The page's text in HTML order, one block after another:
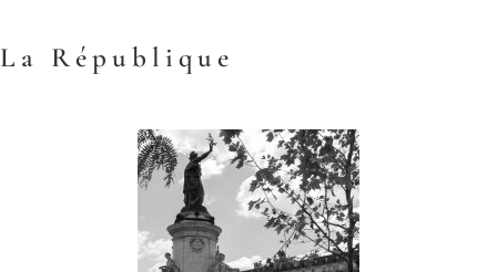
La République